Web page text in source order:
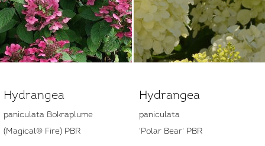
Hydrangea
paniculata Bokraplume
(Magical® Fire) PBR
Hydrangea
paniculata
'Polar Bear' PBR